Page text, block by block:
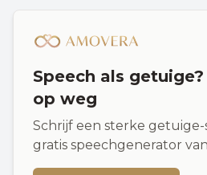
Speech als
op weg
Schrijf een sterke
gratis speechgenerator